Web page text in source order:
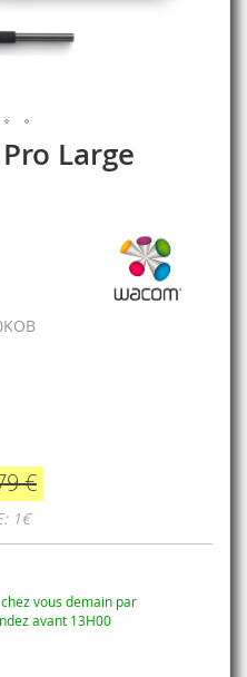
Large
€
1€
vous demain par
avant 13H00